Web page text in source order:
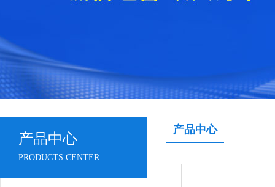
产品中心
PRODUCTS CENTER
产品中心